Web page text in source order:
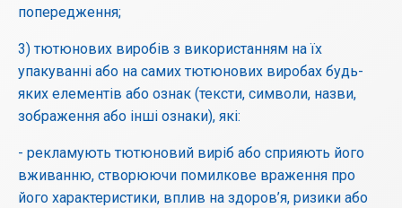
попередження;
3) тютюнових виробів з використанням на їх
упакуванні або на самих тютюнових виробах будь-
яких елементів або ознак (тексти, символи, назви,
зображення або інші ознаки), які:
- рекламують тютюновий виріб або сприяють його
вживанню, створюючи помилкове враження про
його характеристики, вплив на здоров’я, ризики або